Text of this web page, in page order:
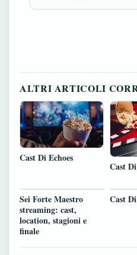
ALTRI ARTICOLI
Cast Di Echoes
Cast
Sei Forte Maestro
streaming: cast,
location, stagioni e
finale
Cast